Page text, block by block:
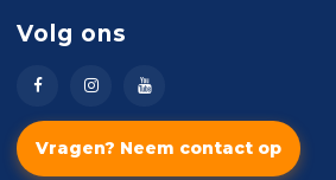
Volg ons
Vragen? Neem contact op